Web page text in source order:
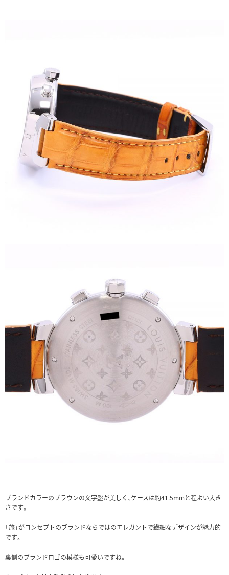
ブランドカラーのブラウンの文字盤が美しく、ケースは約41.5mmと程よい大き
さです。
「旅」がコンセプトのブランドならではのエレガントで繊細なデザインが魅力的
です。
裏側のブランドロゴの模様も可愛いですね。